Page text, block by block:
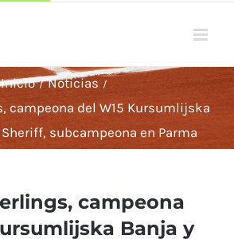
Inicio
Noticias
campeona del W15 Kursumlijska
subcampeona en Parma
campeona
Banja y